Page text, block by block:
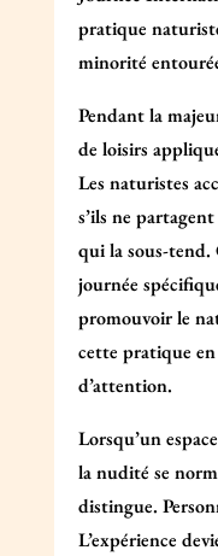
pratique
minorité
Pendant la
de loisirs
Les naturistes
s’ils ne
qui la sous-tend.
journée
promouvoir le
cette pratique
d’attention.
Lorsqu’un
la nudité se
distingue.
L’expérience